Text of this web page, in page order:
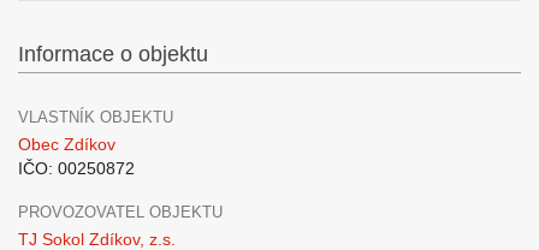
Informace o objektu
VLASTNÍK OBJEKTU
Obec Zdíkov
IČO: 00250872
PROVOZOVATEL OBJEKTU
TJ Sokol Zdíkov, z.s.